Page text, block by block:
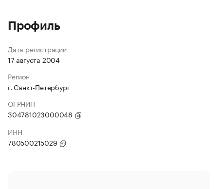
Профиль
Дата регистрации
17 августа 2004
Регион
г. Санкт-Петербург
ОГРНИП
304781023000048
ИНН
780500215029